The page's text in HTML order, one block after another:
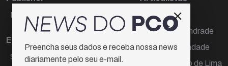
Paulo Cesar de Oliveira
Editora Chefe
Sueli Cotta
Décio Freire
Dr Marcos Andrade
Hamilton Trindade
Igor Carvalho de Lima
Preencha seus dados e receba nossa news
diariamente pelo seu e-mail.